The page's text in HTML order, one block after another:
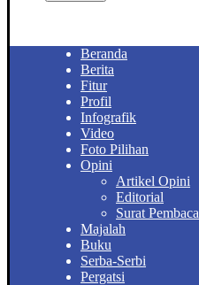
Beranda
Berita
Fitur
Profil
Infografik
Video
Foto Pilihan
Opini
Artikel Opini
Editorial
Surat Pembaca
Majalah
Buku
Serba-Serbi
Pergatsi